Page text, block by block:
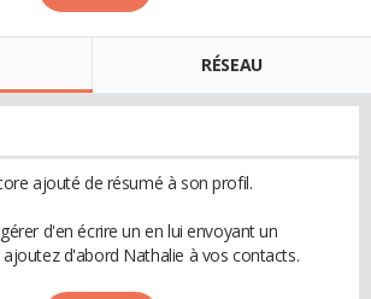
RÉSEAU
ajouté de résumé à son profil.
d'en écrire un en lui envoyant un
d'abord Nathalie à vos contacts.